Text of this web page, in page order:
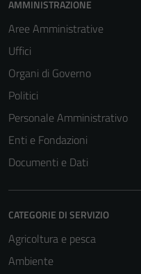
AMMINISTRAZIONE
Aree Amministrative
Uffici
Organi di Governo
Politici
Personale Amministrativo
Enti e Fondazioni
Documenti e Dati
CATEGORIE DI SERVIZIO
Agricoltura e pesca
Ambiente